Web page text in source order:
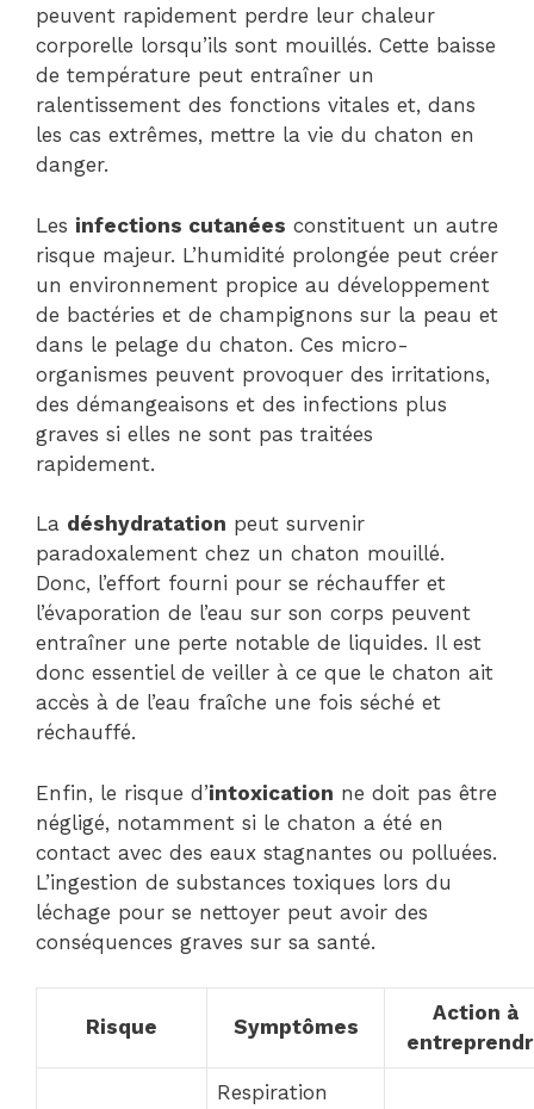
peuvent rapidement perdre leur chaleur
corporelle lorsqu’ils sont mouillés. Cette baisse
de température peut entraîner un
ralentissement des fonctions vitales et, dans
les cas extrêmes, mettre la vie du chaton en
danger.
Les infections cutanées constituent un autre
risque majeur. L’humidité prolongée peut créer
un environnement propice au développement
de bactéries et de champignons sur la peau et
dans le pelage du chaton. Ces micro-
organismes peuvent provoquer des irritations,
des démangeaisons et des infections plus
graves si elles ne sont pas traitées
rapidement.
La déshydratation peut survenir
paradoxalement chez un chaton mouillé.
Donc, l’effort fourni pour se réchauffer et
l’évaporation de l’eau sur son corps peuvent
entraîner une perte notable de liquides. Il est
donc essentiel de veiller à ce que le chaton ait
accès à de l’eau fraîche une fois séché et
réchauffé.
Enfin, le risque d’intoxication ne doit pas être
négligé, notamment si le chaton a été en
contact avec des eaux stagnantes ou polluées.
L’ingestion de substances toxiques lors du
léchage pour se nettoyer peut avoir des
conséquences graves sur sa santé.
Risque Symptômes
Action à
Respiration